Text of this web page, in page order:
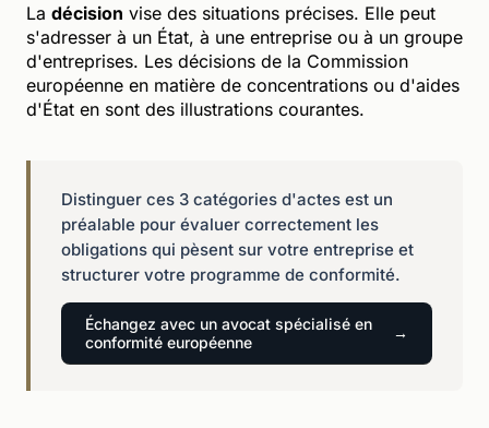
La décision vise des situations précises. Elle peut
s'adresser à un État, à une entreprise ou à un groupe
d'entreprises. Les décisions de la Commission
européenne en matière de concentrations ou d'aides
d'État en sont des illustrations courantes.
Distinguer ces 3 catégories d'actes est un
préalable pour évaluer correctement les
obligations qui pèsent sur votre entreprise et
structurer votre programme de conformité.
Échangez avec un avocat spécialisé en
conformité européenne